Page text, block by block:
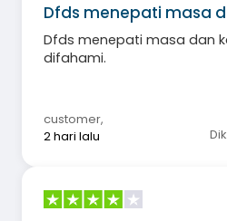
Dfds menepati masa
Dfds menepati masa dan
difahami.
customer,
2 hari lalu